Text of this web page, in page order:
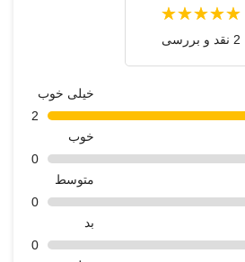
2 نقد و بررسی‌‌
خیلی خوب
2
خوب
0
متوسط
0
بد
0